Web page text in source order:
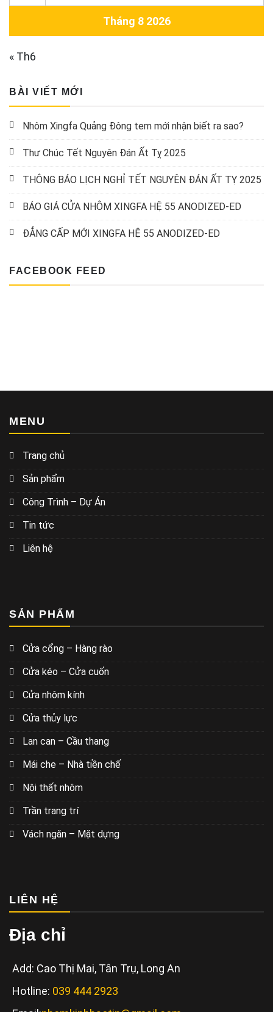
Tháng 8 2026
« Th6
BÀI VIẾT MỚI
Nhôm Xingfa Quảng Đông tem mới nhận biết ra sao?
Thư Chúc Tết Nguyên Đán Ất Tỵ 2025
THÔNG BÁO LỊCH NGHỈ TẾT NGUYÊN ĐÁN ẤT TỴ 2025
BÁO GIÁ CỬA NHÔM XINGFA HỆ 55 ANODIZED-ED
ĐẲNG CẤP MỚI XINGFA HỆ 55 ANODIZED-ED
FACEBOOK FEED
MENU
Trang chủ
Sản phẩm
Công Trình – Dự Án
Tin tức
Liên hệ
SẢN PHẨM
Cửa cổng – Hàng rào
Cửa kéo – Cửa cuốn
Cửa nhôm kính
Cửa thủy lực
Lan can – Cầu thang
Mái che – Nhà tiền chế
Nội thất nhôm
Trần trang trí
Vách ngăn – Mặt dựng
LIÊN HỆ
Địa chỉ
Add: Cao Thị Mai, Tân Trụ, Long An
Hotline: 039 444 2923